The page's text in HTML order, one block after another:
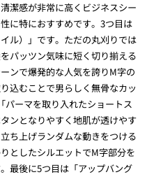
潔感が非常に高くビジネスシー
に特におすすめです。3つ目は
ル）」です。ただの丸刈りでは
パッツン気味に短く切り揃える
ンで爆発的な人気を誇りM字の
込むことで男らしく無骨なカッ
パーマを取り入れたショートス
ンとなりやすく地肌が透けやす
ち上げランダムな動きをつける
としたシルエットでM字部分を
最後に5つ目は「アップバング